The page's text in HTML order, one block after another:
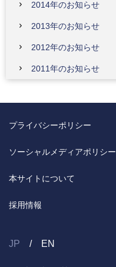
2014年のお知らせ
2013年のお知らせ
2012年のお知らせ
2011年のお知らせ
プライバシーポリシー
ソーシャルメディアポリシー
本サイトについて
採用情報
JP EN